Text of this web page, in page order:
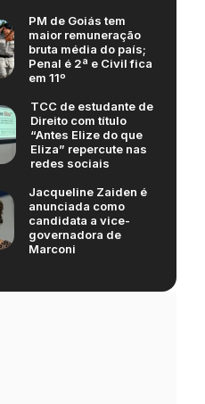
PM de Goiás tem
maior remuneração
bruta média do país;
Penal é 2ª e Civil fica
em 11º
TCC de estudante de
Direito com título
“Antes Elize do que
Eliza” repercute nas
redes sociais
Jacqueline Zaiden é
anunciada como
candidata a vice-
governadora de
Marconi